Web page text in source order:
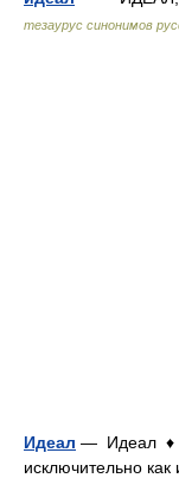
тезаурус синонимов
Идеал — Идеал ♦
исключительно